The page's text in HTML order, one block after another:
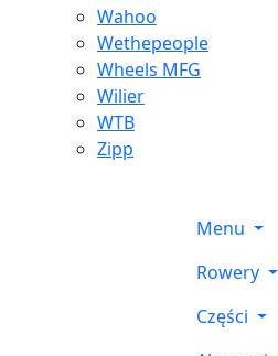
Wahoo
Wethepeople
Wheels MFG
Wilier
WTB
Zipp
Menu
Rowery
Części